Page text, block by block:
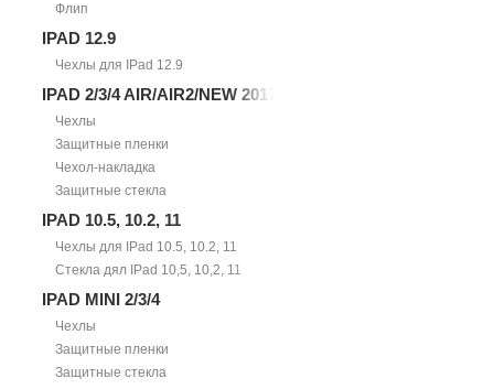
Флип
IPAD 12.9
Чехлы для IPad 12.9
IPAD 2/3/4 AIR/AIR2/NEW 2017
Чехлы
Защитные пленки
Чехол-накладка
Защитные стекла
IPAD 10.5, 10.2, 11
Чехлы для IPad 10.5, 10.2, 11
Стекла дял IPad 10,5, 10,2, 11
IPAD MINI 2/3/4
Чехлы
Защитные пленки
Защитные стекла